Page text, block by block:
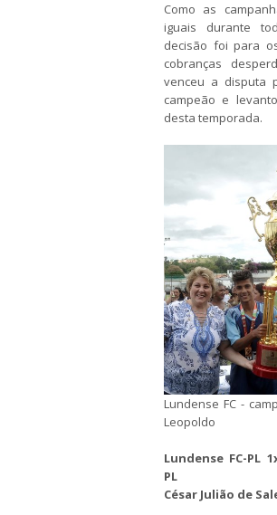
Como as
iguais durante
decisão foi para
cobranças
venceu a disputa
campeão e
desta temporada.
Lundense FC -
Leopoldo
Lundense FC-PL
PL
César Julião de